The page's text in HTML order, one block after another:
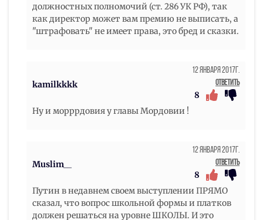
должностных полномочий (ст. 286 УК РФ), так
как директор может вам премию не выписать, а
"штрафовать" не имеет права, это бред и сказки.
kamilkkkk
12 Января 2017г.
Ответить
8
Ну и морррдовия у главы Мордовии !
Muslim__
12 Января 2017г.
Ответить
8
Путин в недавнем своем выступлении ПРЯМО
сказал, что вопрос школьной формы и платков
должен решаться на уровне ШКОЛЫ. И это